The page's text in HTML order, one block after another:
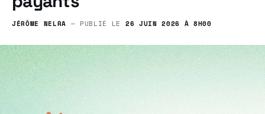
JÉRÔME NELRA — PUBLIÉ LE 26 JUIN 2026 À 8H00